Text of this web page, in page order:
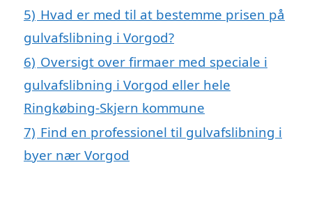
5) Hvad er med til at bestemme prisen på
gulvafslibning i Vorgod?
6) Oversigt over firmaer med speciale i
gulvafslibning i Vorgod eller hele
Ringkøbing-Skjern kommune
7) Find en professionel til gulvafslibning i
byer nær Vorgod